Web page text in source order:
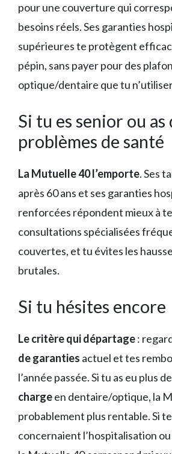
pour une couverture qui
besoins réels. Ses garanties
supérieures te protègent
pépin, sans payer pour des
optique/dentaire que tu
Si tu es senior ou as
problèmes de santé
La Mutuelle 40 l’emporte. Ses
après 60 ans et ses garanties
renforcées répondent mieux à
consultations spécialisées
couvertes, et tu évites les
brutales.
Si tu hésites encore
Le critère qui départage:
de garanties actuel et tes
l’année passée. Si tu as eu plus
chargeen dentaire/optique, la
probablement plus rentable. Si
concernaient l’hospitalisation